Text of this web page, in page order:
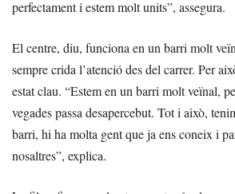
perfectament i estem molt units”, assegura.
El centre, diu, funciona en un barri molt
sempre crida l’atenció des del carrer. Per
estat clau. “Estem en un barri molt veïnal,
vegades passa desapercebut. Tot i això,
barri, hi ha molta gent que ja ens coneix i
nosaltres”, explica.